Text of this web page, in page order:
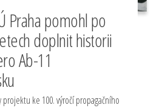
Praha pomohl po
doplnit historii
Ab-11
projektu ke 100. výročí propagačního